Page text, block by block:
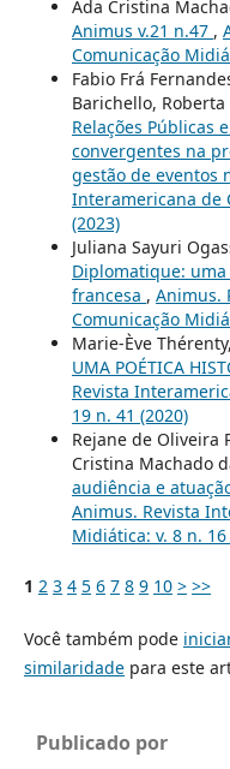
Ada Cristina
Animus v.21 n.47 ,
Comunicação
Fabio Frá
Barichello,
Relações Públicas
convergentes na
gestão de eventos
Interamericana de
(2023)
Juliana Sayuri
Diplomatique:
francesa , Animus.
Comunicação
Marie-Ève
UMA POÉTICA
Revista
19 n. 41 (2020)
Rejane de Oliveira
Cristina Machado
audiência e
Animus. Revista
Midiática: v. 8 n. 16
1 2 3 4 5 6 7 8 9 10 > >>
Você também pode
similaridadepara este
Publicado por